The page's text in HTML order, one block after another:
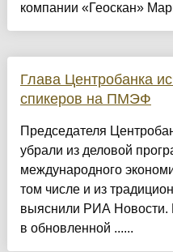
компании «Геоскан»
Глава Центробанка
спикеров на ПМЭФ
Председателя
убрали из деловой
международного
том числе и из
выяснили РИА Новости.
в обновленной ......